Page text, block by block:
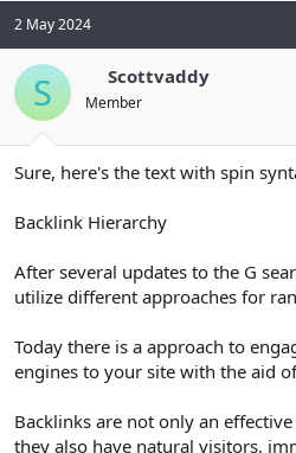
2 May 2024
S Scottvaddy
Member
Sure, here's the text with spin
Backlink Hierarchy
After several updates to the G
utilize different approaches for
Today there is a approach to
engines to your site with the aid
Backlinks are not only an
they also have natural visitors,